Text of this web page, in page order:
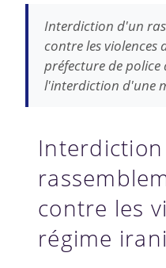
Interdiction d'un
contre les violences
préfecture de police
l'interdiction d'une
contre les
régime